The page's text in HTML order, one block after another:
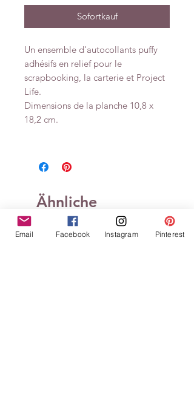
Sofortkauf
Un ensemble d'autocollants puffy
adhésifs en relief pour le
scrapbooking, la carterie et Project
Life.
Dimensions de la planche 10,8 x
18,2 cm.
Ähnliche
Produkte
Email Facebook Instagram Pinterest